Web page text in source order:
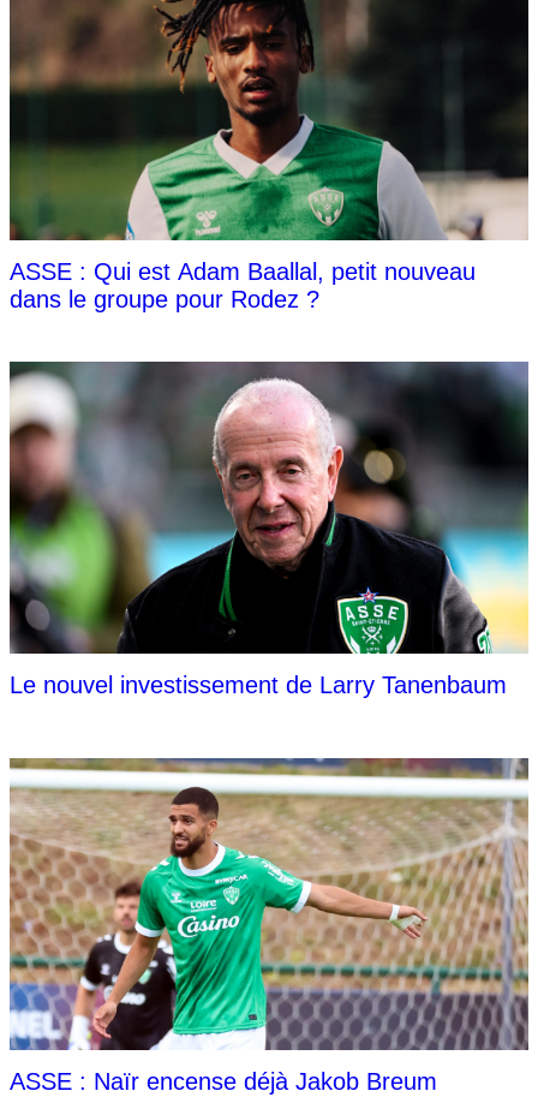
ASSE : Qui est Adam Baallal, petit nouveau
dans le groupe pour Rodez ?
Le nouvel investissement de Larry Tanenbaum
ASSE : Naïr encense déjà Jakob Breum